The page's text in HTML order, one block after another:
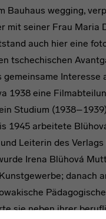
Bauhaus wegging,
mit seiner Frau Maria
auch hier eine
tschechischen
gemeinsame
1938 eine
Studium
1945 arbeitete
Leiterin des
Irena Blühová
danach
sie neben ihrer